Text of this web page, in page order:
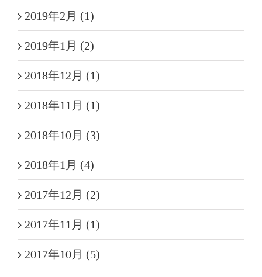
2019年2月 (1)
2019年1月 (2)
2018年12月 (1)
2018年11月 (1)
2018年10月 (3)
2018年1月 (4)
2017年12月 (2)
2017年11月 (1)
2017年10月 (5)